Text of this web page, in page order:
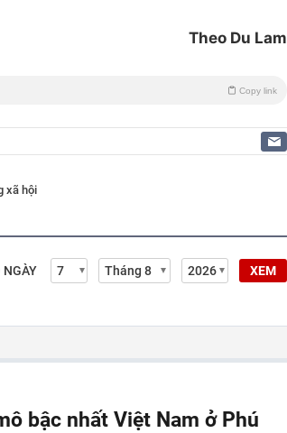
Theo Du Lam
Copy link
xã hội
NGÀY XEM
bậc nhất Việt Nam ở Phú